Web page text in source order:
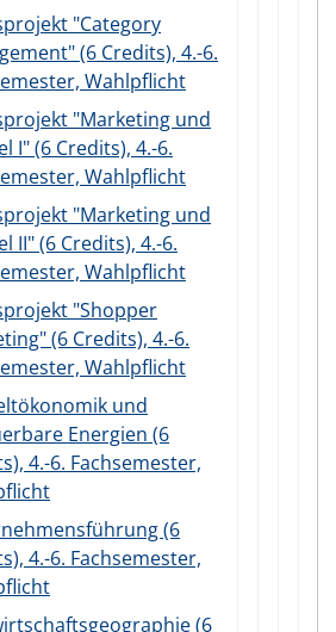
"Category
(6 Credits), 4.-6.
Wahlpflicht
"Marketing und
I" (6 Credits), 4.-6.
Wahlpflicht
"Marketing und
II" (6 Credits), 4.-6.
Wahlpflicht
"Shopper
(6 Credits), 4.-6.
Wahlpflicht
und
Energien (6
4.-6. Fachsemester,
(6
4.-6. Fachsemester,
(6